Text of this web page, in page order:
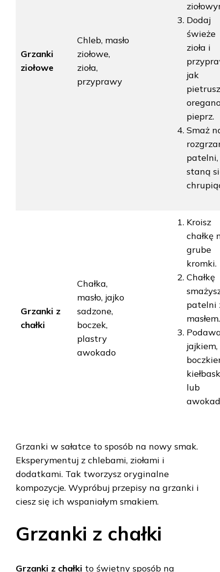
Grzanki
ziołowe
Chleb, masło
ziołowe,
zioła,
przyprawy
Dodaj
świeże
zioła i
jak
pieprz.
Smaż
patelni,
staną
Grzanki z
chałki
Chałka,
masło, jajko
sadzone,
boczek,
plastry
awokado
Kroisz
chałkę
grube
kromki.
Chałkę
patelni
masłem.
jajkiem,
lub
Grzanki w sałatce to sposób na nowy smak.
Eksperymentuj z chlebami, ziołami i
dodatkami. Tak tworzysz oryginalne
kompozycje. Wypróbuj przepisy na grzanki i
ciesz się ich wspaniałym smakiem.
Grzanki z chałki
Grzanki z chałki to świetny sposób na